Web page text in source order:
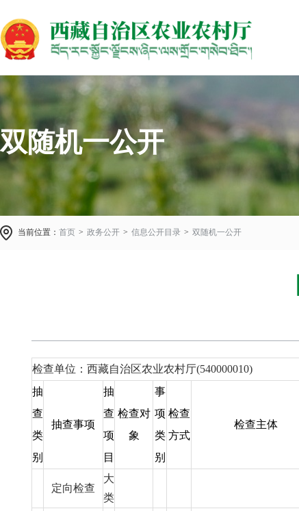
双随机一公开
当前位置： 首页 > 政务公开 > 信息公开目录 > 双随机一公开
检查单位：西藏自治区农业农村厅(540000010)
抽
查
类
别
抽查事项
抽
查
项
目
检查对
象
事
项
类
别
检查
方式
检查主体
定向检查
大
类